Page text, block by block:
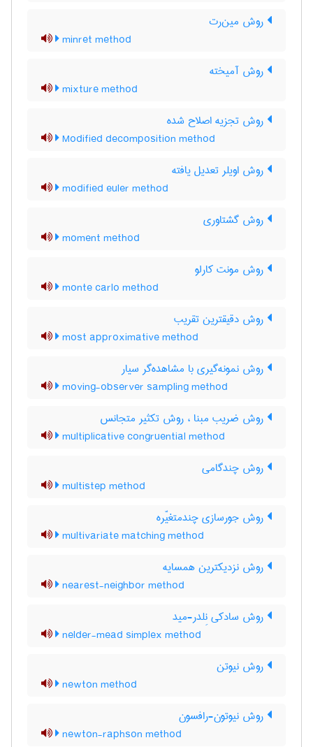
روش مین‌رت
minret method
روش آمیخته
mixture method
روش تجزیه اصلاح شده
Modified decomposition method
روش اویلر تعدیل یافته
modified euler method
روش گشتاوری
moment method
روش مونت کارلو
monte carlo method
روش دقیقترین تقریب
most approximative method
روش نمونه‌گیری با مشاهده‌گر سیار
moving-observer sampling method
روش ضریب مبنا ، روش تکثیر متجانس
multiplicative congruential method
روش چندگامی
multistep method
روش جورسازی چندمتغیّره
multivariate matching method
روش نزدیکترین همسایه
nearest-neighbor method
روش سادکی نِلدر-مید
nelder-mead simplex method
روش نیوتن
newton method
روش نیوتون-رافسون
newton-raphson method